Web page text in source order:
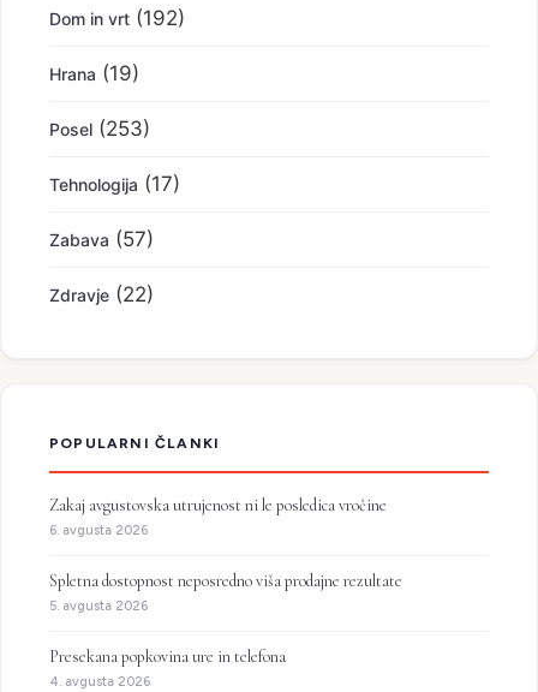
Dom in vrt (192)
Hrana (19)
Posel (253)
Tehnologija (17)
Zabava (57)
Zdravje (22)
POPULARNI ČLANKI
Zakaj avgustovska utrujenost ni le posledica vročine
6. avgusta 2026
Spletna dostopnost neposredno viša prodajne rezultate
5. avgusta 2026
Presekana popkovina ure in telefona
4. avgusta 2026